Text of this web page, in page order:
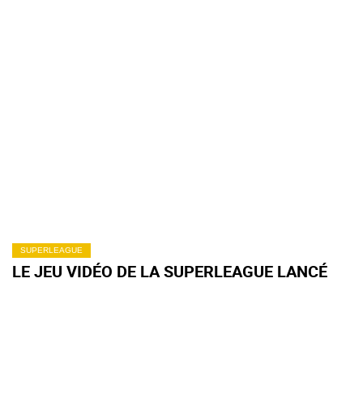
SUPERLEAGUE
LE JEU VIDÉO DE LA SUPERLEAGUE LANCÉ